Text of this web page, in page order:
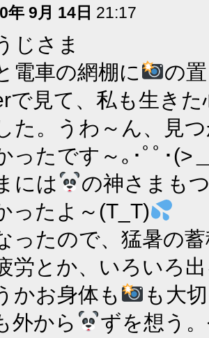
年 9月 14日 21:17
じさま
電車の網棚に
の
で見て、私も生き
た。うわ～ん、見
ったです～｡･ﾟﾟ･(>
には
の神さまも
ったよ～(T_T)
ったので、猛暑の
労とか、いろいろ
かお身体も
も大
外から
ずを想う